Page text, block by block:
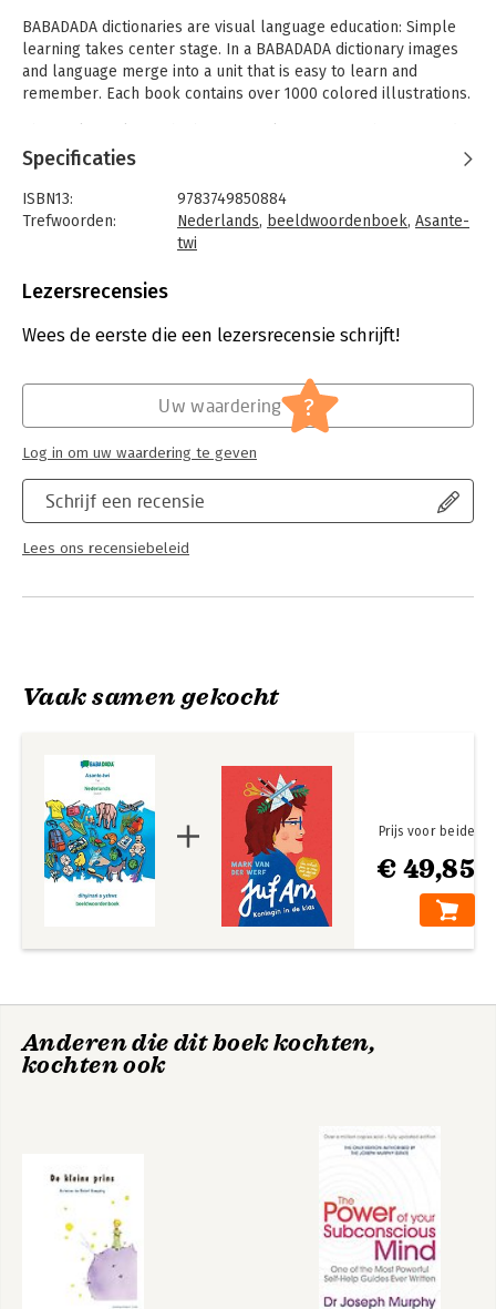
BABADADA dictionaries are visual language education: Simple
learning takes center stage. In a BABADADA dictionary images
and language merge into a unit that is easy to learn and
remember. Each book contains over 1000 colored illustrations.
with more fun than possible with a complicated text dictionary.
This book is based on the very successful online picture
dictionary BABADADA.COM, which offers easy language entry
for countless language combinations - Used by thousands of
languages used in this book are also called as follows:
Niederländisch, néerlandais, holandés, olandese, holandês,
holenderski
Specificaties
ISBN13:
9783749850884
Trefwoorden:
Nederlands, beeldwoordenboek, Asante-
twi
Bindwijze:
Uitgever:
Babadada
Hoofdrubriek: Woordenboeken en taal
Lezersrecensies
Wees de eerste die een lezersrecensie schrijft!
Schrijf een recensie
Lees ons recensiebeleid
Uw waardering ?
Log in om uw waardering te geven
Vaak samen gekocht
€ 49,85
Prijs voor beide
Anderen die dit boek kochten,
kochten ook